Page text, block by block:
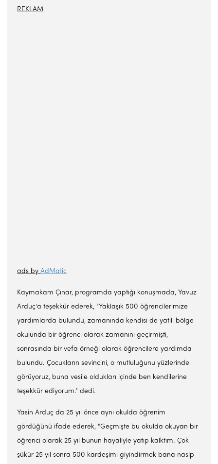
REKLAM
ads by AdMatic
Kaymakam Çınar, programda yaptığı konuşmada, Yavuz
Arduç'a teşekkür ederek, "Yaklaşık 500 öğrencilerimize
yardımlarda bulundu, zamanında kendisi de yatılı bölge
okulunda bir öğrenci olarak zamanını geçirmişti,
sonrasında bir vefa örneği olarak öğrencilere yardımda
bulundu. Çocukların sevincini, o mutluluğunu yüzlerinde
görüyoruz, buna vesile oldukları içinde ben kendilerine
teşekkür ediyorum." dedi.
Yasin Arduç da 25 yıl önce aynı okulda öğrenim
gördüğünü ifade ederek, "Geçmişte bu okulda okuyan bir
öğrenci olarak 25 yıl bunun hayaliyle yatıp kalktım. Çok
şükür 25 yıl sonra 500 kardeşimi giyindirmek bana nasip